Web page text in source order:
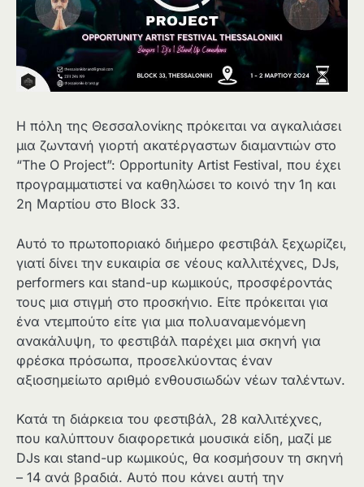
Η πόλη της Θεσσαλονίκης πρόκειται να αγκαλιάσει
μια ζωντανή γιορτή ακατέργαστων διαμαντιών στο
“The O Project”: Opportunity Artist Festival, που έχει
προγραμματιστεί να καθηλώσει το κοινό την 1η και
2η Μαρτίου στο Block 33.
Αυτό το πρωτοποριακό διήμερο φεστιβάλ ξεχωρίζει,
γιατί δίνει την ευκαιρία σε νέους καλλιτέχνες, DJs,
performers και stand-up κωμικούς, προσφέροντάς
τους μια στιγμή στο προσκήνιο. Είτε πρόκειται για
ένα ντεμπούτο είτε για μια πολυαναμενόμενη
ανακάλυψη, το φεστιβάλ παρέχει μια σκηνή για
φρέσκα πρόσωπα, προσελκύοντας έναν
αξιοσημείωτο αριθμό ενθουσιωδών νέων ταλέντων.
Κατά τη διάρκεια του φεστιβάλ, 28 καλλιτέχνες,
που καλύπτουν διαφορετικά μουσικά είδη, μαζί με
DJs και stand-up κωμικούς, θα κοσμήσουν τη σκηνή
– 14 ανά βραδιά. Αυτό που κάνει αυτή την